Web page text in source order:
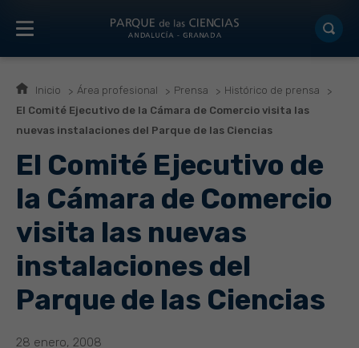
Inicio Área profesional Prensa
Histórico de prensa
El Comité Ejecutivo de la Cámara de Comercio visita las
nuevas instalaciones del Parque de las Ciencias
El Comité Ejecutivo de
la Cámara de Comercio
visita las nuevas
instalaciones del
Parque de las Ciencias
28 enero, 2008